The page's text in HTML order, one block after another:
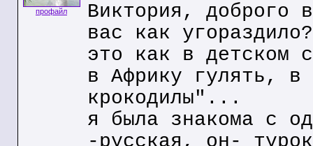
профайл
Виктория, доброго
вас как
это как в детском
в Африку гулять, в
крокодилы"...
я была знакома с
-русская, он-